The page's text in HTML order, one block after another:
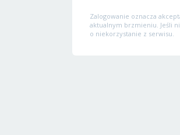
Zalogowanie oznacza
aktualnym brzmieniu. Jeśli
o niekorzystanie z serwisu.